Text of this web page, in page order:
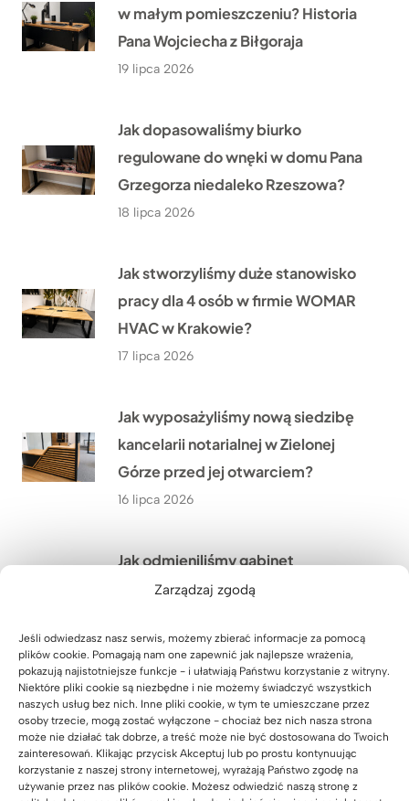
Zarządzaj zgodą
Jeśli odwiedzasz nasz serwis, możemy zbierać informacje za pomocą
plików cookie. Pomagają nam one zapewnić jak najlepsze wrażenia,
pokazują najistotniejsze funkcje - i ułatwiają Państwu korzystanie z witryny.
Niektóre pliki cookie są niezbędne i nie możemy świadczyć wszystkich
naszych usług bez nich. Inne pliki cookie, w tym te umieszczane przez
osoby trzecie, mogą zostać wyłączone - chociaż bez nich nasza strona
może nie działać tak dobrze, a treść może nie być dostosowana do Twoich
zainteresowań. Klikając przycisk Akceptuj lub po prostu kontynuując
korzystanie z naszej strony internetowej, wyrażają Państwo zgodę na
używanie przez nas plików cookie. Możesz odwiedzić naszą stronę z
w małym pomieszczeniu? Historia
Pana Wojciecha z Biłgoraja
19 lipca 2026
Jak dopasowaliśmy biurko
regulowane do wnęki w domu Pana
Grzegorza niedaleko Rzeszowa?
18 lipca 2026
Jak stworzyliśmy duże stanowisko
pracy dla 4 osób w firmie WOMAR
HVAC w Krakowie?
17 lipca 2026
Jak wyposażyliśmy nową siedzibę
kancelarii notarialnej w Zielonej
Górze przed jej otwarciem?
16 lipca 2026
Jak odmieniliśmy gabinet
fizjoterapii Hanas w Biłgoraju
15 lipca 2026
Dlaczego Pani Anna z firmy Dotacje
Rolnicze ze Szczecina postawiła na
drewniane biurko do swojego
gabinetu?